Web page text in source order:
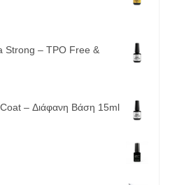
Strong – TPO Free &
– Διάφανη Βάση 15ml